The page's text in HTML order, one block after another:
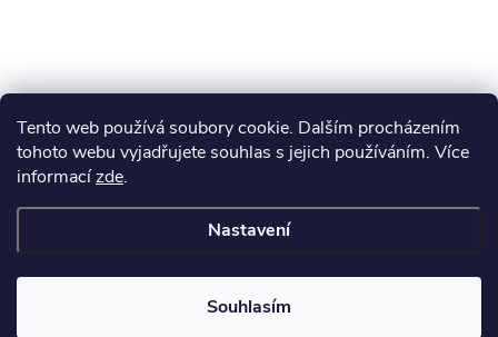
Tento web používá soubory cookie. Dalším procházením
tohoto webu vyjadřujete souhlas s jejich používáním. Více
informacízde.
Nastavení
Souhlasím